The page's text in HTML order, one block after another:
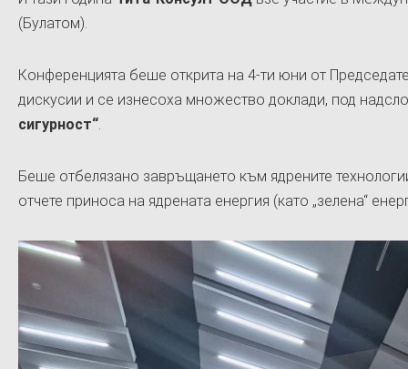
(Булатом).
Конференцията беше открита на 4-ти юни от
дискусии и се изнесоха множество доклади, под
сигурност“
Беше отбелязано завръщането към ядрените
отчете приноса на ядрената енергия (като „зелена“